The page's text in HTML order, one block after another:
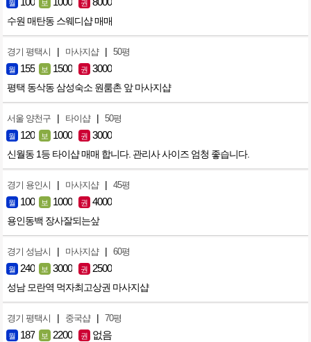
월 보 권
수원 매탄동 스웨디샵 매매
경기 평택시 | 마사지샵 | 50평
월 155 보 1500 권 3000
평택 동삭동 삼성숙소 원룸촌 앞 마사지샵
서울 양천구 | 타이샵 | 50평
월 120 보 1000 권 3000
신월동 1등 타이샵 매매 합니다. 관리사 사이즈 엄청 좋습니다.
경기 용인시 | 마사지샵 | 45평
월 100 보 1000 권 4000
용인동백 장사잘되는샆
경기 성남시 | 마사지샵 | 60평
월 240 보 3000 권 2500
성남 모란역 먹자최고상권 마사지샵
경기 평택시 | 중국샵 | 70평
월 187 보 2200 권 없음